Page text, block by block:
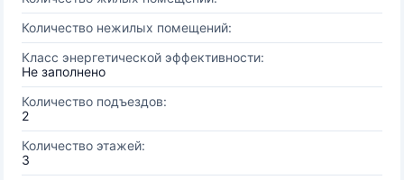
Количество нежилых помещений:
Класс энергетической эффективности:
Не заполнено
Количество подъездов:
2
Количество этажей:
3